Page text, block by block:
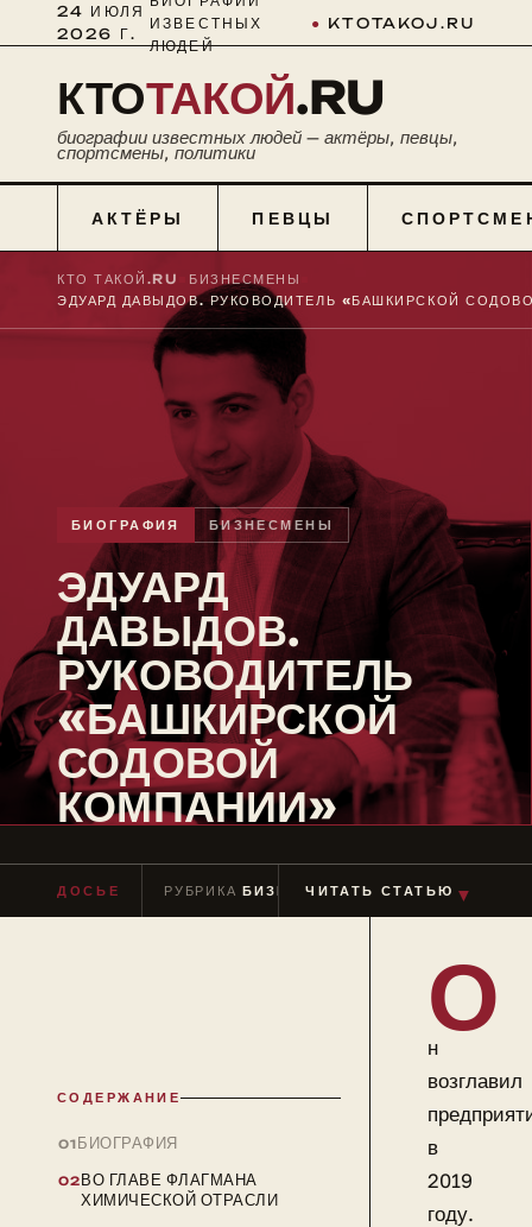
24 ИЮЛЯ
2026 Г.
ИЗВЕСТНЫХ
ЛЮДЕЙ
● KTOTAKOJ.RU
КТОТАКОЙ.RU
биографии известных людей — актёры, певцы,
спортсмены, политики
АКТЁРЫ ПЕВЦЫ
КТО ТАКОЙ.RU БИЗНЕСМЕНЫ
БИОГРАФИЯ БИЗНЕСМЕНЫ
ЭДУАРД
ДАВЫДОВ.
РУКОВОДИТЕЛЬ
«БАШКИРСКОЙ
СОДОВОЙ
КОМПАНИИ»
ДОСЬЕ РУБРИКАБИЗНЕСМЕНЫ ЧТЕНИЕ
ЧИТАТЬ СТАТЬЮ ▼
СОДЕРЖАНИЕ
БИОГРАФИЯ
ВО ГЛАВЕ ФЛАГМАНА
ХИМИЧЕСКОЙ ОТРАСЛИ
О
н
возглавил
в
2019
году.